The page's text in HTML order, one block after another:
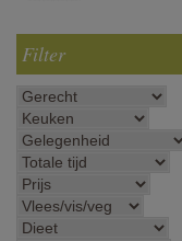
Filter